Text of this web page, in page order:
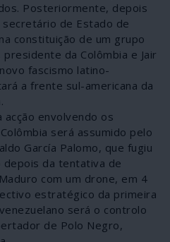
Posteriormente, depois
de Estado de
constituição de um grupo
da Colômbia e Jair
fascismo latino-
a frente sul-americana da
acção envolvendo os
será assumido pelo
García Palomo, que fugiu
da tentativa de
com um drone, em 4
estratégico da primeira
será o controlo
de Polo Negro,